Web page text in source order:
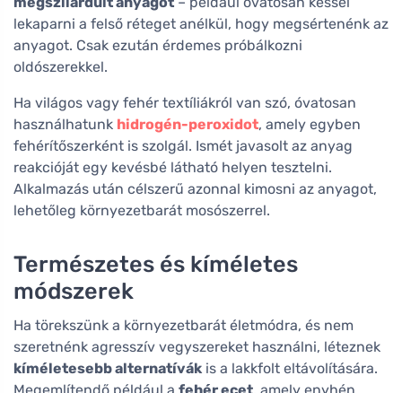
lekaparni a felső réteget anélkül, hogy megsértenénk az
anyagot. Csak ezután érdemes próbálkozni
oldószerekkel.
Ha világos vagy fehér textíliákról van szó, óvatosan
használhatunk hidrogén-peroxidot, amely egyben
fehérítőszerként is szolgál. Ismét javasolt az anyag
reakcióját egy kevésbé látható helyen tesztelni.
Alkalmazás után célszerű azonnal kimosni az anyagot,
lehetőleg környezetbarát mosószerrel.
Természetes és kíméletes
módszerek
Ha törekszünk a környezetbarát életmódra, és nem
szeretnénk agresszív vegyszereket használni, léteznek
kíméletesebb alternatívák is a lakkfolt eltávolítására.